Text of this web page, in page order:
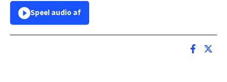
Speel audio af